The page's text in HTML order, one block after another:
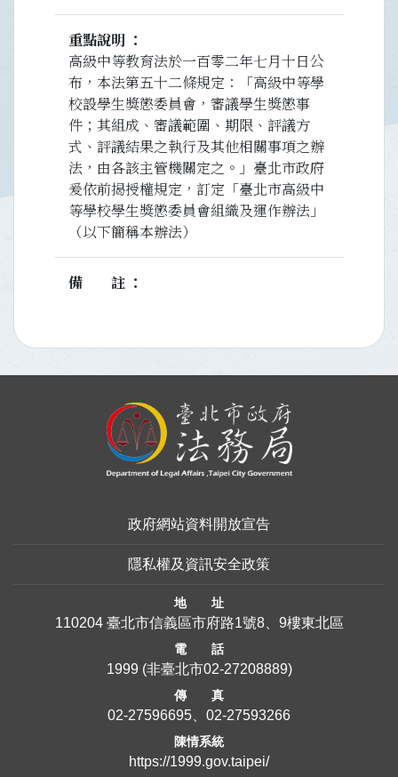
重點說明
高級中等教育法於一百零二年七月十日公
布，本法第五十二條規定：「高級中等學
校設學生獎懲委員會，審議學生獎懲事
件；其組成、審議範圍、期限、評議方
式、評議結果之執行及其他相關事項之辦
法，由各該主管機關定之。」臺北市政府
爰依前揭授權規定，訂定「臺北市高級中
等學校學生獎懲委員會組織及運作辦法」
（以下簡稱本辦法）
備註
政府網站資料開放宣告
隱私權及資訊安全政策
地 址
110204 臺北市信義區市府路1號8、9樓東北區
電 話
1999 (非臺北市02-27208889)
傳 真
02-27596695、02-27593266
陳情系統
https://1999.gov.taipei/